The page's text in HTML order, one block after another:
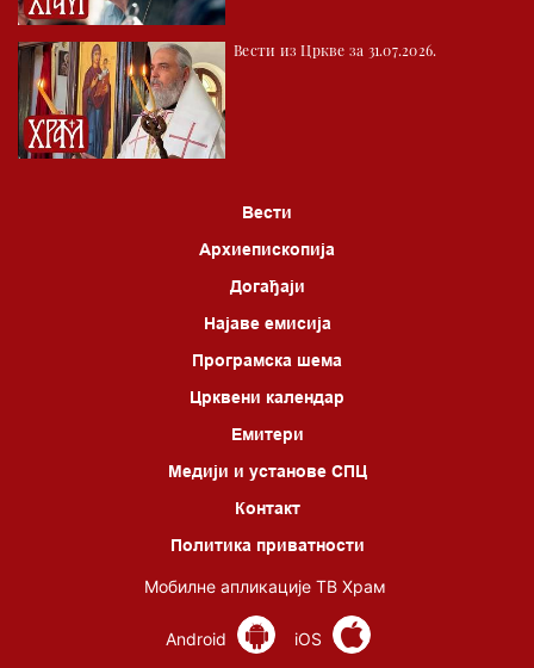
Вести из Цркве за 31.07.2026.
Вести
Архиепископија
Догађаји
Најаве емисија
Програмска шема
Црквени календар
Емитери
Медији и установе СПЦ
Контакт
Политика приватности
Мобилне апликације ТВ Храм
Android iOS